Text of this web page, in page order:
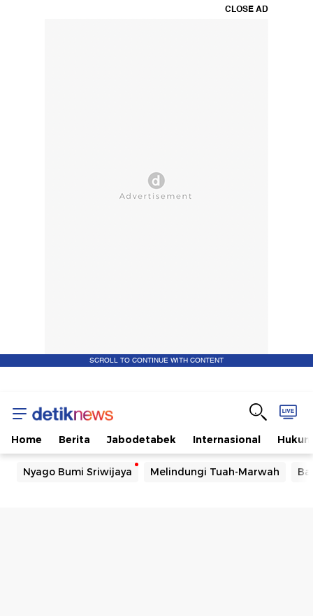
CLOSE AD
SCROLL TO CONTINUE WITH CONTENT
Home Berita Jabodetabek Internasional Hukum
Nyago Bumi Sriwijaya Melindungi Tuah-Marwah